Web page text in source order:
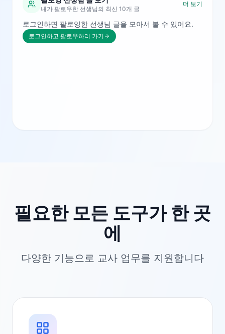
내가 팔로우한 선생님의 최신 10개 글
더 보기
로그인하면 팔로잉한 선생님 글을 모아서 볼 수 있어요.
로그인하고 팔로우하러 가기
필요한 모든 도구가 한 곳
에
다양한 기능으로 교사 업무를 지원합니다